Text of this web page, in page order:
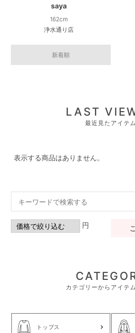
saya
162cm
浄水通り店
新着順
LAST
最近見たアイテム
表示する商品はありません。
円
カテゴリーからアイテ
トップス